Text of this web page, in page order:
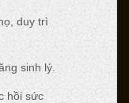
duy trì
sinh lý.
hồi sức